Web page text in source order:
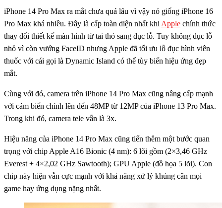
iPhone 14 Pro Max ra mắt chưa quá lâu vì vậy nó giống iPhone 16
Pro Max khá nhiều. Đây là cấp toàn diện nhất khi Apple chính thức
thay đổi thiết kế màn hình từ tai thỏ sang đục lỗ. Tuy không đục lỗ
nhỏ vì còn vướng FaceID nhưng Apple đã tối ưu lỗ đục hình viên
thuốc với cái gọi là Dynamic Island có thể tùy biến hiệu ứng đẹp
mắt.
Cùng với đó, camera trên iPhone 14 Pro Max cũng nâng cấp mạnh
với cảm biến chính lên đến 48MP từ 12MP của iPhone 13 Pro Max.
Trong khi đó, camera tele vẫn là 3x.
Hiệu năng của iPhone 14 Pro Max cũng tiến thêm một bước quan
trọng với chip Apple A16 Bionic (4 nm): 6 lõi gồm (2×3,46 GHz
Everest + 4×2,02 GHz Sawtooth); GPU Apple (đồ họa 5 lõi). Con
chip này hiện vẫn cực mạnh với khả năng xử lý khủng cân mọi
game hay ứng dụng nặng nhất.